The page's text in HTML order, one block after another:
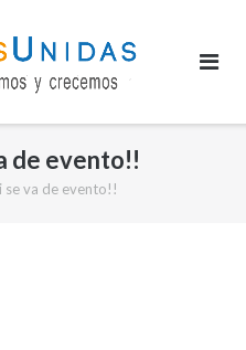
de evento!!
se va de evento!!